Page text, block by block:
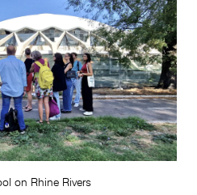
on Rhine Rivers